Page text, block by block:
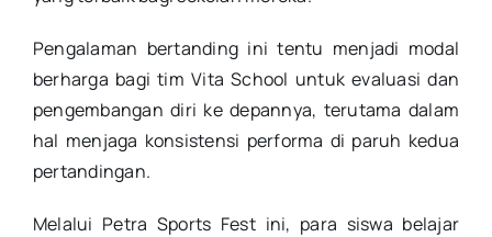
Pengalaman bertanding ini tentu menjadi modal
berharga bagi tim Vita School untuk evaluasi dan
pengembangan diri ke depannya, terutama dalam
hal menjaga konsistensi performa di paruh kedua
pertandingan.
Melalui Petra Sports Fest ini, para siswa belajar